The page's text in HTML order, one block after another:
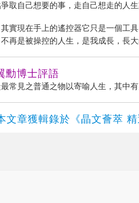
取自己想要的事，走自己想走的人生
其實現在手上的遙控器它只是一個工
再是被操控的人生，是我成長，長
勳博士評語
常見之普通之物以寄喻人生，其中有
文章獲輯錄於 《晶文薈萃